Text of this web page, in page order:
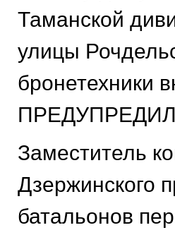
Таманской
улицы
бронетехники
Заместитель
Дзержинского
батальонов